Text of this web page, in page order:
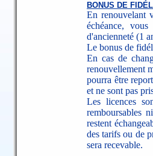
BONUS DE
En renouvelant
échéance,
d'ancienneté (1
Le bonus de
En cas de
renouvellement
pourra être
et ne sont pas
Les licences
remboursables
restent
des tarifs ou de
sera recevable.